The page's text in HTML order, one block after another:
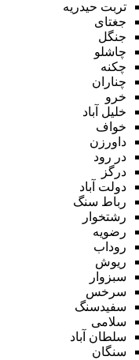
تربت حیدریه
جغتای
جنگل
چاشلو
چکنه
چناران
خرو
خلیل آباد
خواف
داورزن
در رود
درگز
دولت آباد
رباط سنگ
رشتخوار
رضویه
روداب
ریوش
سبزوار
سرخس
سفیدسنگ
سلامی
سلطان آباد
سنگان